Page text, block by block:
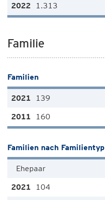
1.313
Familie
Familien
139
160
Familien nach Familientyp
Ehepaar
104